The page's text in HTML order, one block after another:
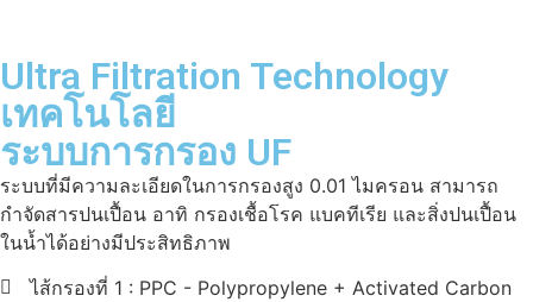
Ultra Filtration Technology
เทคโนโลยี
ระบบการกรอง UF
ระบบที่มีความละเอียดในการกรองสูง 0.01 ไมครอน สามารถ
กำจัดสารปนเปื้อน อาทิ กรองเชื้อโรค แบคทีเรีย และสิ่งปนเปื้อน
ในน้ำได้อย่างมีประสิทธิภาพ
ไส้กรองที่ 1 : PPC - Polypropylene + Activated Carbon